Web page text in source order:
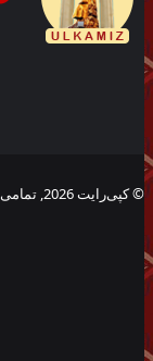
© کپی‌رایت 2026, تمامی حقوق سایت متعلق به پایگاه خبری اولکامیز می باشد. |